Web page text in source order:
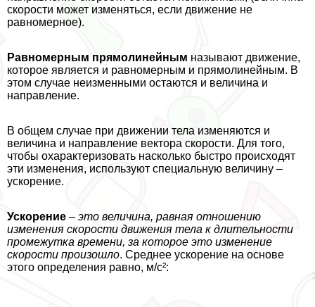
скорости может изменяться, если движение не
равномерное).
Равномерным прямолинейным называют движение,
которое является и равномерным и прямолинейным. В
этом случае неизменными остаются и величина и
направление.
В общем случае при движении тела изменяются и
величина и направление вектора скорости. Для того,
чтобы охаpaктеризовать насколько быстро происходят
эти изменения, используют специальную величину –
ускорение.
Ускорение – это величина, равная отношению
изменения скорости движения тела к длительности
промежутка времени, за которое это изменение
скорости произошло. Среднее ускорение на основе
этого определения равно, м/с²: